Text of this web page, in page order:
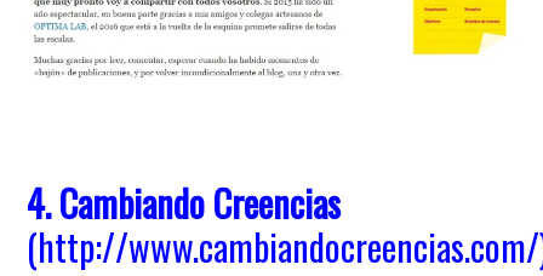
4. Cambiando Creencias
(http://www.cambiandocreencias.com/